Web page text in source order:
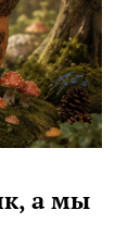
а мы